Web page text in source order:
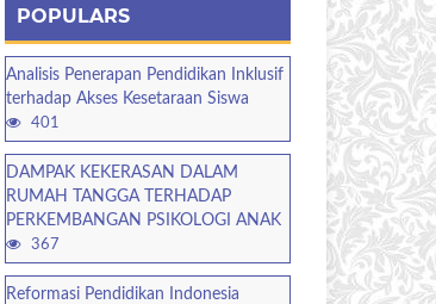
POPULARS
Analisis Penerapan Pendidikan Inklusif
terhadap Akses Kesetaraan Siswa
401
DAMPAK KEKERASAN DALAM
RUMAH TANGGA TERHADAP
PERKEMBANGAN PSIKOLOGI ANAK
367
Reformasi Pendidikan Indonesia